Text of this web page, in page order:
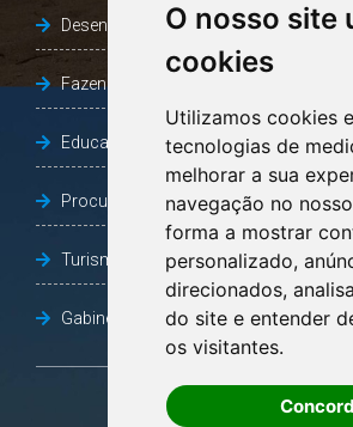
O nosso site
cookies
Utilizamos cookies
tecnologias de
melhorar a sua
navegação no
forma a mostrar
personalizado,
direcionados,
do site e entender
os visitantes.
Desenvolvimento Social
Fazenda e Desenvolvimento
Educação
Procuradoria Geral do Município
Turismo, Desporto e Cultura
Gabinete Vice-Prefeito